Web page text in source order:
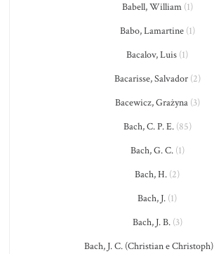
Babell, William(1)
Babo, Lamartine(1)
Bacalov, Luis (1)
Bacarisse, Salvador(2)
Bacewicz, Grażyna(3)
Bach, C. P. E.(85)
Bach, G. C.(1)
Bach, H. (2)
Bach, J. (1)
Bach, J. B.(3)
Bach, J. C. (Christian e Christoph)